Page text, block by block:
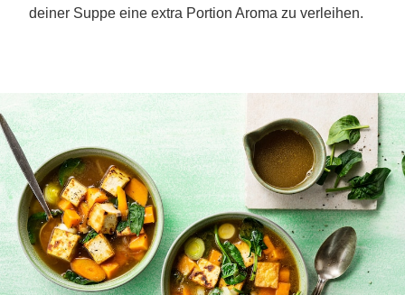
deiner Suppe eine extra Portion Aroma zu verleihen.